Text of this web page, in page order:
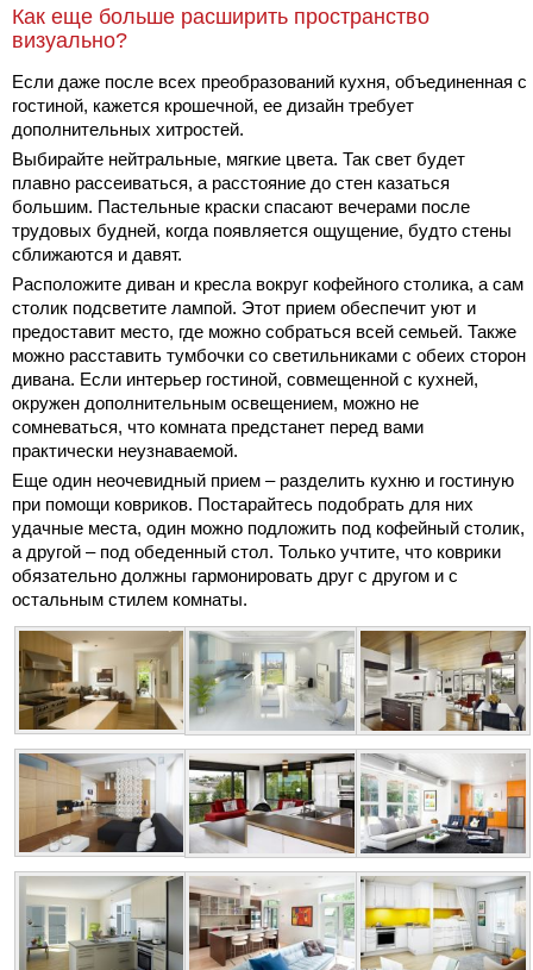
Как еще больше расширить пространство
визуально?
Если даже после всех преобразований кухня, объединенная с
гостиной, кажется крошечной, ее дизайн требует
дополнительных хитростей.
Выбирайте нейтральные, мягкие цвета. Так свет будет
плавно рассеиваться, а расстояние до стен казаться
большим. Пастельные краски спасают вечерами после
трудовых будней, когда появляется ощущение, будто стены
сближаются и давят.
Расположите диван и кресла вокруг кофейного столика, а сам
столик подсветите лампой. Этот прием обеспечит уют и
предоставит место, где можно собраться всей семьей. Также
можно расставить тумбочки со светильниками с обеих сторон
дивана. Если интерьер гостиной, совмещенной с кухней,
окружен дополнительным освещением, можно не
сомневаться, что комната предстанет перед вами
практически неузнаваемой.
Еще один неочевидный прием – разделить кухню и гостиную
при помощи ковриков. Постарайтесь подобрать для них
удачные места, один можно подложить под кофейный столик,
а другой – под обеденный стол. Только учтите, что коврики
обязательно должны гармонировать друг с другом и с
остальным стилем комнаты.